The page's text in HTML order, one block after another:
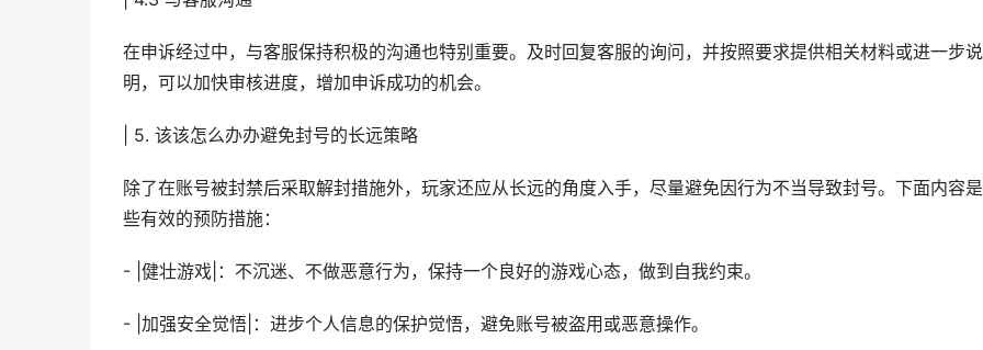
在申诉经过中，与客服保持积极的沟通也特别重要。及时回复客服的询问，并按照要求提供相关材料或进一步说
明，可以加快审核进度，增加申诉成功的机会。
| 5. 该该怎么办办避免封号的长远策略
除了在账号被封禁后采取解封措施外，玩家还应从长远的角度入手，尽量避免因行为不当导致封号。下面内容
些有效的预防措施：
- |健壮游戏|：不沉迷、不做恶意行为，保持一个良好的游戏心态，做到自我约束。
- |加强安全觉悟|：进步个人信息的保护觉悟，避免账号被盗用或恶意操作。